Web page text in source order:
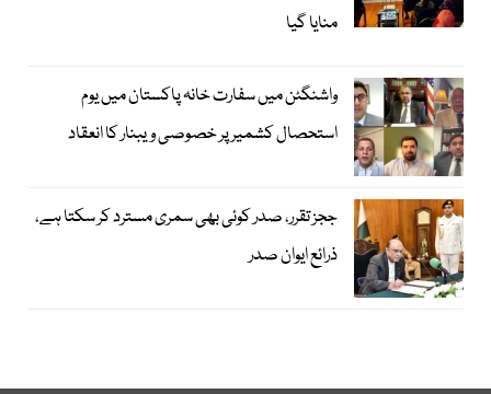
منایا گیا
واشنگٹن میں سفارت خانہ پاکستان میں یوم
استحصال کشمیر پر خصوصی ویبنار کا انعقاد
ججز تقرر، صدر کوئی بھی سمری مسترد کر سکتا ہے،
ذرائع ایوان صدر